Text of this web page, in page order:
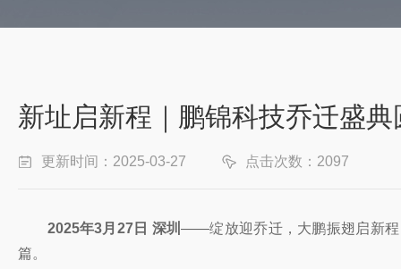
新址启新程｜鹏锦科技乔迁盛
更新时间：2025-03-27 点击次数：2097
2025年3月27日 深圳——绽放迎乔迁，大鹏振翅启新程
篇。